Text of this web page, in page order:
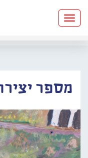
Toggle
navigation
מספר יצירה: